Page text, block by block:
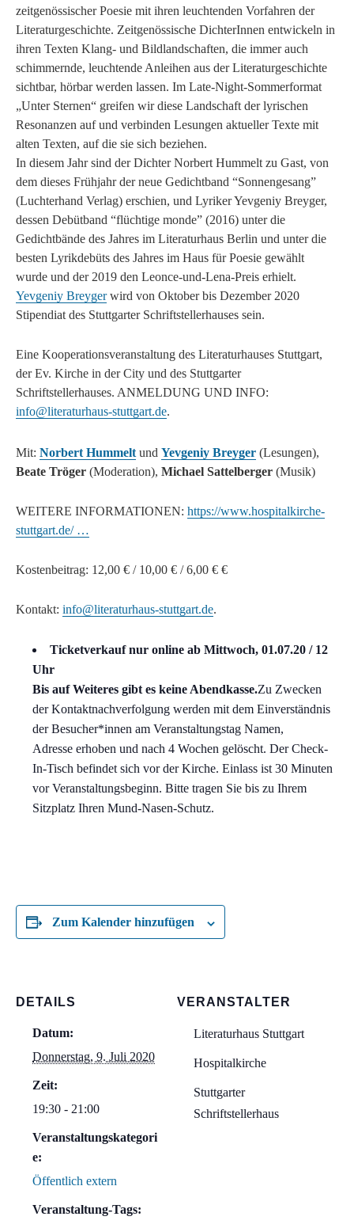
zeitgenössischer Poesie mit ihren leuchtenden Vorfahren der
Literaturgeschichte. Zeitgenössische DichterInnen entwickeln in
ihren Texten Klang- und Bildlandschaften, die immer auch
schimmernde, leuchtende Anleihen aus der Literaturgeschichte
sichtbar, hörbar werden lassen. Im Late-Night-Sommerformat
„Unter Sternen“ greifen wir diese Landschaft der lyrischen
Resonanzen auf und verbinden Lesungen aktueller Texte mit
alten Texten, auf die sie sich beziehen.
In diesem Jahr sind der Dichter Norbert Hummelt zu Gast, von
dem dieses Frühjahr der neue Gedichtband “Sonnengesang”
(Luchterhand Verlag) erschien, und Lyriker Yevgeniy Breyger,
dessen Debütband “flüchtige monde” (2016) unter die
Gedichtbände des Jahres im Literaturhaus Berlin und unter die
besten Lyrikdebüts des Jahres im Haus für Poesie gewählt
wurde und der 2019 den Leonce-und-Lena-Preis erhielt.
Yevgeniy Breygerwird von Oktober bis Dezember 2020
Stipendiat des Stuttgarter Schriftstellerhauses sein.
Eine Kooperationsveranstaltung des Literaturhauses Stuttgart,
der Ev. Kirche in der City und des Stuttgarter
Schriftstellerhauses. ANMELDUNG UND INFO:
info@literaturhaus-stuttgart.de.
Mit: Norbert Hummelt und Yevgeniy Breyger (Lesungen),
Beate Tröger (Moderation), Michael Sattelberger (Musik)
WEITERE INFORMATIONEN: https://www.hospitalkirche-
stuttgart.de/ …
Kostenbeitrag: 12,00 € / 10,00 € / 6,00 € €
Kontakt: info@literaturhaus-stuttgart.de.
Ticketverkauf nur online ab Mittwoch, 01.07.20 / 12
Uhr
Bis auf Weiteres gibt es keine Abendkasse.Zu Zwecken
der Kontaktnachverfolgung werden mit dem Einverständnis
der Besucher*innen am Veranstaltungstag Namen,
Adresse erhoben und nach 4 Wochen gelöscht. Der Check-
In-Tisch befindet sich vor der Kirche. Einlass ist 30 Minuten
vor Veranstaltungsbeginn. Bitte tragen Sie bis zu Ihrem
Sitzplatz Ihren Mund-Nasen-Schutz.
Zum Kalender hinzufügen
DETAILS
Datum:
Donnerstag, 9. Juli 2020
Zeit:
19:30 - 21:00
Veranstaltungskategori
e:
Öffentlich extern
Veranstaltung-Tags:
VERANSTALTER
Literaturhaus Stuttgart
Hospitalkirche
Stuttgarter
Schriftstellerhaus